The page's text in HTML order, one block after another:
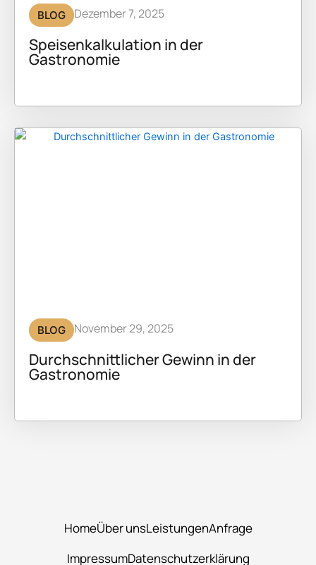
BLOG Dezember 7, 2025
Speisenkalkulation in der
Gastronomie
BLOG November 29, 2025
Durchschnittlicher Gewinn in der
Gastronomie
HomeÜber unsLeistungenAnfrage
ImpressumDatenschutzerklärung